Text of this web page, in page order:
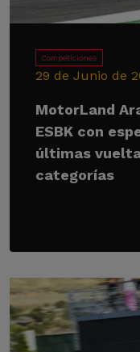
Competiciones
29 de Junio de
MotorLand
ESBK con
últimas
categorías